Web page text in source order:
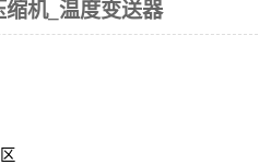
机_温度变送器